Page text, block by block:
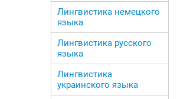
Лингвистика немецкого
языка
Лингвистика русского
языка
Лингвистика
украинского языка